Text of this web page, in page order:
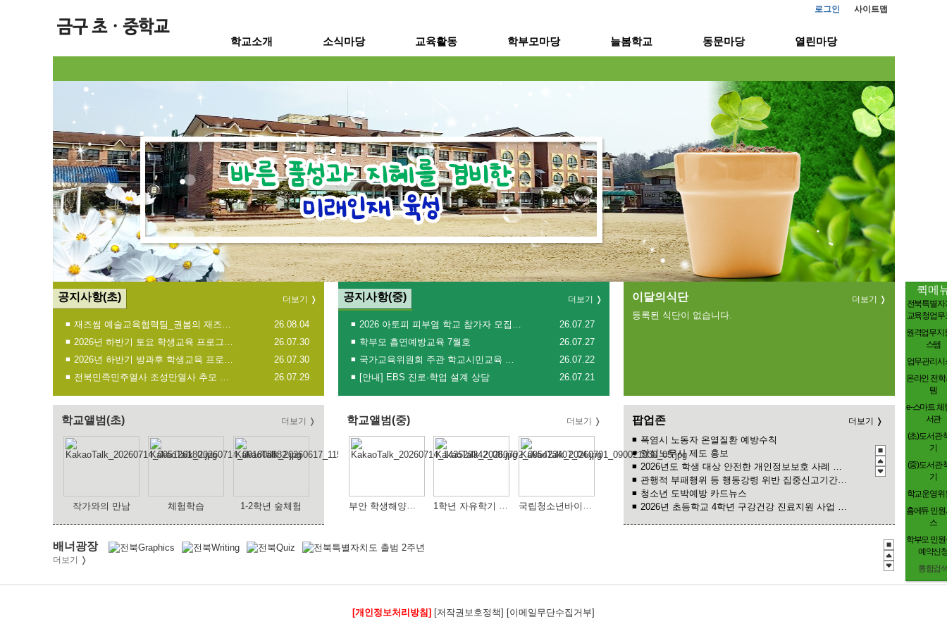
로그인 사이트맵
학교소개 소식마당 교육활동 학부모마당 늘봄학교 동문마당 열린마당
퀵메
전북특별자
교육청업무
원격업무지
스템
업무관리시
온라인 전
템
e-스마트 체
서관
(초)도서관
기
(중)도서관
기
학교운영위
홈에듀 민
스
학부모 민
예약신
통합검
팝업존 더보기
2026년 초등학교 4학년 구강건강 진료지원 사업 안내
청소년 도박예방 카드뉴스
관행적 부패행위 등 행동강령 위반 집중신고기간 운영
2026년도 학생 대상 안전한 개인정보보호 사례 공모전
안심노무사 제도 홍보
폭염시 노동자 온열질환 예방수칙
공지사항(초) 더보기
재즈썸 예술교육협력팀_권봄의 재즈동화 리플렛
26.08.04
2026년 하반기 토요 학생교육 프로그램 안내문
26.07.30
2026년 하반기 방과후 학생교육 프로그램 안내문
26.07.30
전북민족민주열사 조성만열사 추모 음악극
26.07.29
공지사항(중) 더보기
2026 아토피 피부염 학교 참가자 모집 안(아토피 피부염 학생 및 학부모 대상, 전남대)
26.07.27
학부모 흡연예방교육 7월호
26.07.27
국가교육위원회 주관 학교시민교육 온라인 의견수렴 참여 안내
26.07.22
[안내] EBS 진로·학업 설계 상담
26.07.21
학교앨범(초) 더보기
작가와의 만남 체험학습 1-2학년 숲체험
학교앨범(중) 더보기
부안 학생해양수련원 체험 활동 1학년 자유학기 활동(AI 활용교육) 국립청소년바이오센터 DNA추출활동(1학년)
이달의식단 더보기
등록된 식단이 없습니다.
배너광장
더보기
[개인정보처리방침] [저작권보호정책] [이메일무단수집거부]